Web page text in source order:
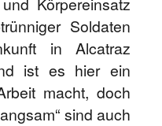
Soldaten
in Alcatraz
ist es hier ein
macht, doch
sind auch